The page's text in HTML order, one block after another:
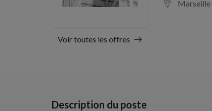
Voir toutes les offres
Marseille
Description du poste